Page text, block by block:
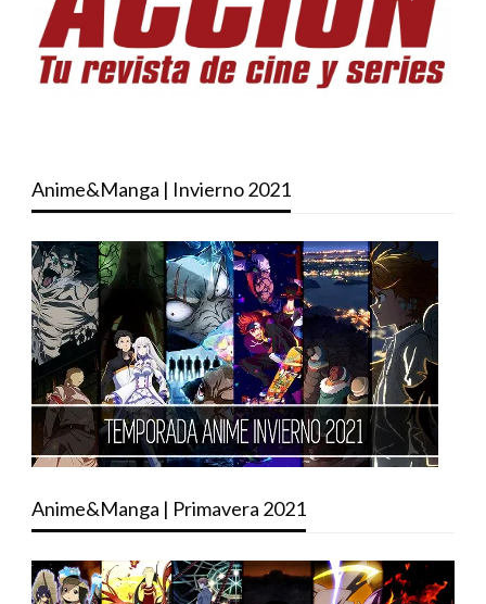
Anime&Manga | Invierno 2021
Anime&Manga | Primavera 2021